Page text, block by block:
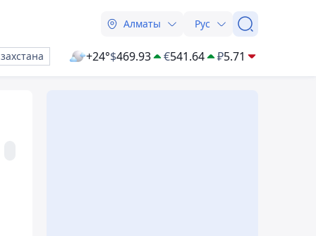
Алматы Рус
+24°$469.93 €541.64 ₽5.71